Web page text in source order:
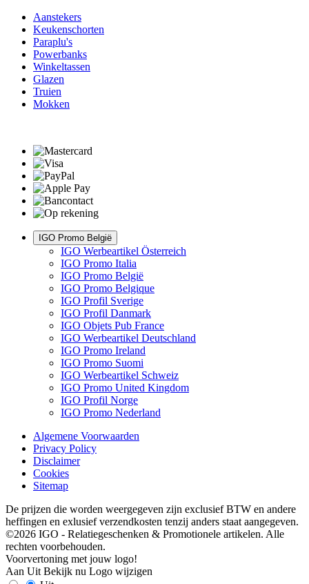
Aanstekers
Keukenschorten
Paraplu's
Powerbanks
Winkeltassen
Glazen
Truien
Mokken
IGO Promo België
IGO Werbeartikel Österreich
IGO Promo Italia
IGO Promo België
IGO Promo Belgique
IGO Profil Sverige
IGO Profil Danmark
IGO Objets Pub France
IGO Werbeartikel Deutschland
IGO Promo Ireland
IGO Promo Suomi
IGO Werbeartikel Schweiz
IGO Promo United Kingdom
IGO Profil Norge
IGO Promo Nederland
Algemene Voorwaarden
Privacy Policy
Disclaimer
Cookies
Sitemap
De prijzen die worden weergegeven zijn exclusief BTW en andere
heffingen en exlusief verzendkosten tenzij anders staat aangegeven.
©2026 IGO - Relatiegeschenken & Promotionele artikelen. Alle
rechten voorbehouden.
Voorvertoning met jouw logo!
Aan Uit Bekijk nu Logo wijzigen